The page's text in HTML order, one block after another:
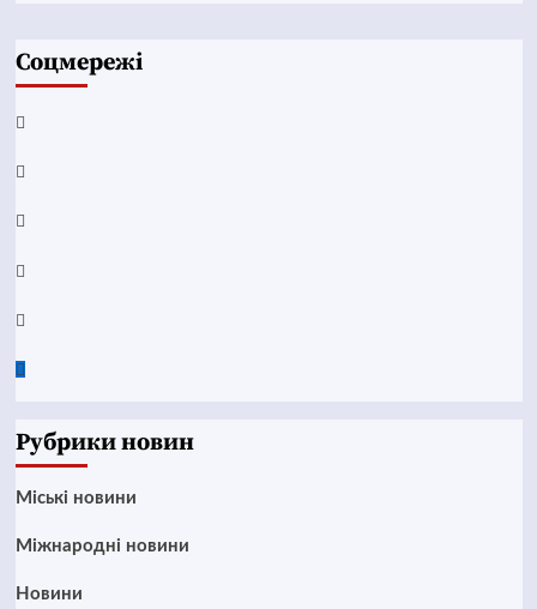
Соцмережі
Facebook
YouTube
Telegram
Instagram
Twitter
Google
Рубрики новин
Mіські новини
Міжнародні новини
Новини